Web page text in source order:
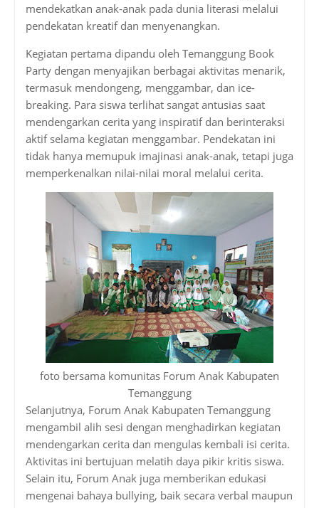
mendekatkan anak-anak pada dunia literasi melalui
pendekatan kreatif dan menyenangkan.
Kegiatan pertama dipandu oleh Temanggung Book
Party dengan menyajikan berbagai aktivitas menarik,
termasuk mendongeng, menggambar, dan ice-
breaking. Para siswa terlihat sangat antusias saat
mendengarkan cerita yang inspiratif dan berinteraksi
aktif selama kegiatan menggambar. Pendekatan ini
tidak hanya memupuk imajinasi anak-anak, tetapi juga
memperkenalkan nilai-nilai moral melalui cerita.
foto bersama komunitas Forum Anak Kabupaten
Temanggung
Selanjutnya, Forum Anak Kabupaten Temanggung
mengambil alih sesi dengan menghadirkan kegiatan
mendengarkan cerita dan mengulas kembali isi cerita.
Aktivitas ini bertujuan melatih daya pikir kritis siswa.
Selain itu, Forum Anak juga memberikan edukasi
mengenai bahaya bullying, baik secara verbal maupun